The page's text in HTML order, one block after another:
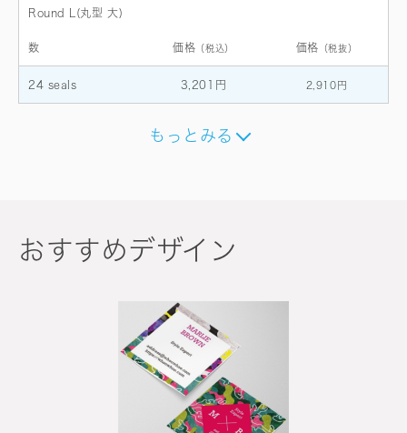
Round L(丸型 大)
数 価格 （税込） 価格 （税抜）
24 seals 3,201円 2,910円
もっとみる
おすすめデザイン